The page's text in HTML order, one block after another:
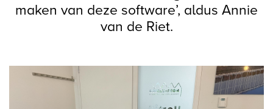
maken van deze software’, aldus Annie
van de Riet.